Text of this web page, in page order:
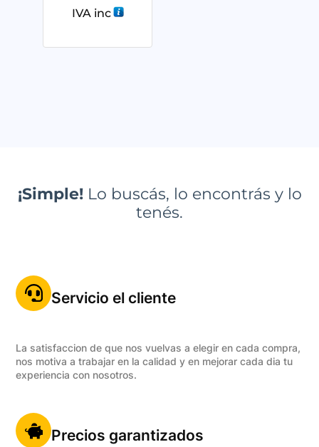
IVA inc
¡Simple!Lo buscás, lo encontrás y lo
tenés.
Servicio el cliente
La satisfaccion de que nos vuelvas a elegir en cada compra,
nos motiva a trabajar en la calidad y en mejorar cada dia tu
experiencia con nosotros.
Precios garantizados